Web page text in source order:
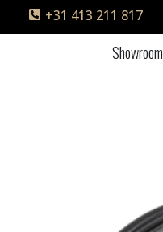
+31 413 211 817
Showroom